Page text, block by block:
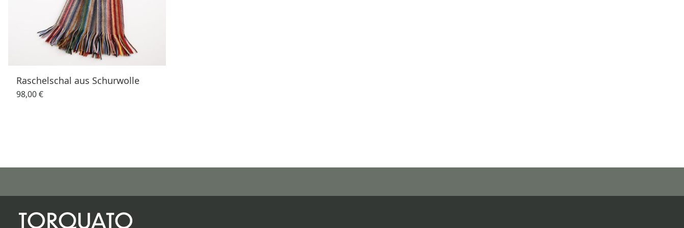
Raschelschal aus Schurwolle
98,00 €